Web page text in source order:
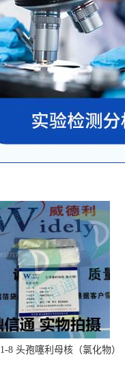
8 头孢噻利母核（氯化物）